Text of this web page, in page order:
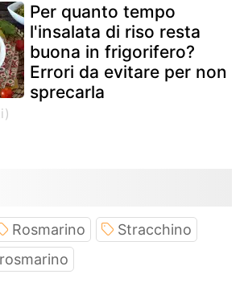
Per quanto tempo
l'insalata di riso resta
buona in frigorifero?
Errori da evitare per non
sprecarla
Rosmarino
Stracchino